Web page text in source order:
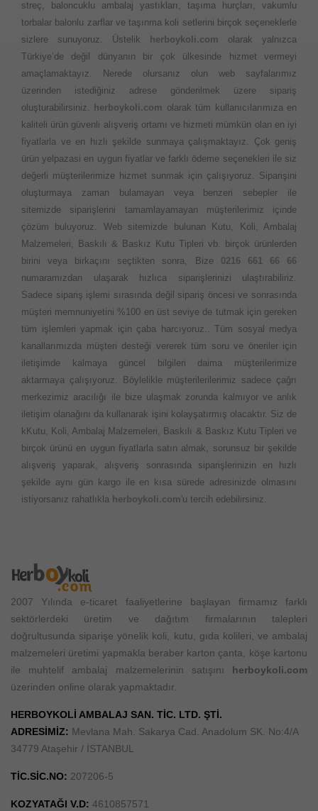
streç, baloncuklu ambalaj yastıkları, taşıma hurçları, vakumlu
torbalar balonlu zarflar ve taşınma koli setlerini birçok seçeneklerle
sizlere sunuyoruz. Üstelik
herboykoli.com olarak yalnızca
Türkiye’de değil dünyanın bir çok ülkesinde hizmet vermeyi
amaçlamaktayız. Nerede olursanız olun web sayfalarımız
üzerinden istediğiniz adrese gönderilmek üzere sipariş
oluşturabilirsiniz.
herboykoli.com olarak tüm kullanıcılarımıza en
kaliteli ürün güvenli alışveriş ortamı ve hizmeti mümkün olan en iyi
fiyatlarla ve en hızlı şekilde sunmaya çalışmaktayız. Çok geniş
ürün yelpazasi en uygun fiyatlar ve farklı ödeme seçenekleri ile siz
değerli müşterilerimize hizmet sunmak için çalışıyoruz. Siparişini
oluşturmaya zaman bulamayan veya benzeri sebepler ile
sitemizde siparişlerini tamamlayamayan müşterilerimiz içinde
çözüm buluyoruz. Web sitemizde bulunan Kutu, Koli, Ambalaj
Malzemeleri, Baskılı & Baskız Kutu Tipleri vb. birçok ürünlerden
birini veya birkaçını seçtikten sonra, Bize 0216 661 66 66
numaramızdan ulaşarak hızlıca siparişlerinizi ulaştırabiliriz.
Sadece sipariş işlemi sırasında değil sipariş öncesi ve sonrasında
müşteri memnuniyetini %100 en üst seviye de tutmak için gereken
tüm işlemleri yapmak için çaba harcıyoruz.. Tüm sosyal medya
kanallarımızda müşteri desteği vererek tüm soru ve öneriler için
iletişimde kalmaya güncel bilgileri daima müşterilerimize
aktarmaya çalışıyoruz. Böylelikle müşterilerilerimiz sadece çağrı
merkezimiz aracılığı ile bize ulaşmak zorunda kalmıyor ve anlık
iletişim olanağını da kullanarak işini kolayşatırmış olacaktır. Siz de
kKutu, Koli, Ambalaj Malzemeleri, Baskılı & Baskız Kutu Tipleri ve
birçok ürünü en uygun fiyatlarla satın almak, sorunsuz bir şekilde
alışveriş yaparak, alışveriş sonrasında siparişlerinizin en hızlı
şekilde aynı gün kargo ile en kısa sürede adresinizde olmasını
istiyorsanız rahatlıkla herboykoli.com'u tercih edebilirsiniz.
2007 Yılında e-ticaret faaliyetlerine başlayan firmamız farklı
sektörlerdeki üretim ve dağıtım firmalarının talepleri
doğrultusunda siparişe yönelik koli, kutu, gıda kolileri, ve ambalaj
malzemeleri üretimi yapmakla beraber karton çanta, köşe kartonu
ile muhtelif ambalaj malzemelerinin satışını herboykoli.com
üzerinden online olarak yapmaktadır.
HERBOYKOLİ AMBALAJ SAN. TİC. LTD. ŞTİ.
ADRESİMİZ: Mevlana Mah. Sakarya Cad. Anadolum SK. No:4/A
34779 Ataşehir / İSTANBUL
TİC.SİC.NO: 207206-5
KOZYATAĞI V.D: 4610857571